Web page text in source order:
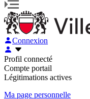
Connexion
Profil connecté
Compte portail
Légitimations actives
Ma page personnelle